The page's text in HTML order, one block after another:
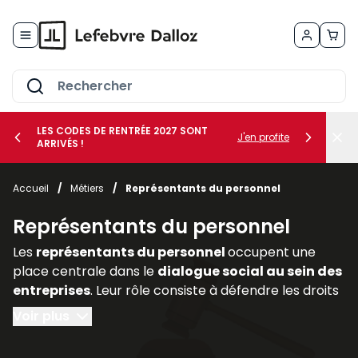
le sous-menu Vos métiers
le sous-menu Vos besoins
LES CODES DE RENTRÉE 2027 SONT
ARRIVÉS !
J'en profite
Accueil / Métiers / Représentants du personnel
Représentants du personnel
Les représentants du personneloccupent une
place centrale dans le dialogue social au sein des
entreprises. Leur rôle consiste à défendre les droits
et intérêts des salariés, à relayer leurs
préoccupations auprès de la direction et à